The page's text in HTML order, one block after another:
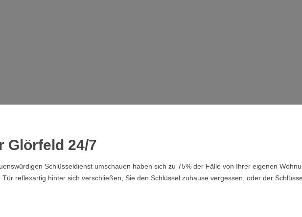
Glörfeld 24/7
Schlüsseldienst umschauen haben sich zu 75% der Fälle von Ihrer eigenen
reflexartig hinter sich verschließen, Sie den Schlüssel zuhause vergessen, oder der